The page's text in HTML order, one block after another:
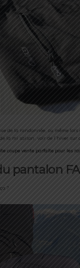
de la randonnée, ou même lors
la mi saison, voir de l’hiver sur
coupe vente parfaite pour les
pantalon
?